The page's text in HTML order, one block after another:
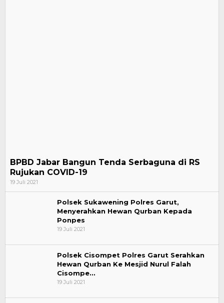
BPBD Jabar Bangun Tenda Serbaguna di RS
Rujukan COVID-19
19 Juli 2021
Polsek Sukawening Polres Garut,
Menyerahkan Hewan Qurban Kepada
Ponpes
19 Juli 2021
Polsek Cisompet Polres Garut Serahkan
Hewan Qurban Ke Mesjid Nurul Falah
Cisompe…
19 Juli 2021